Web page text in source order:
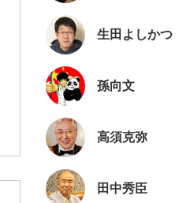
生田よしかつ
孫向文
高須克弥
田中秀臣